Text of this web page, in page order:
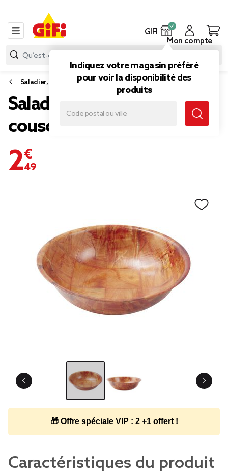
GIFI
Indiquez votre magasin préféré
pour voir la disponibilité des
produits
Mon compte
Saladier, plat et coupelle
Saladier rond en bois
couscoussier Ø25xH5cm
2,49 €
🎁 Offre spéciale VIP : 2 +1 offert !
Caractéristiques du produit